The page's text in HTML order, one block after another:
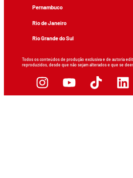
Pernambuco
Rio de Janeiro
Rio Grande do Sul
Todos os conteúdos de produção exclusiva e de autoria
reproduzidos, desde que não sejam alterados e que se